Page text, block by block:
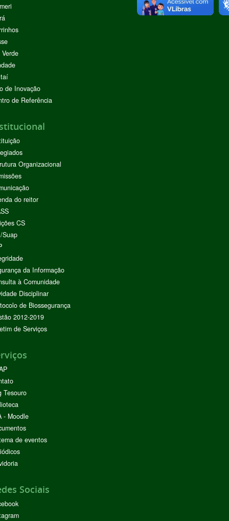
de Inovação
de Referência
Organizacional
do reitor
CS
Suap
da Informação
à Comunidade
Disciplinar
de Biossegurança
2012-2019
de Serviços
Tesouro
- Moodle
de eventos
Sociais